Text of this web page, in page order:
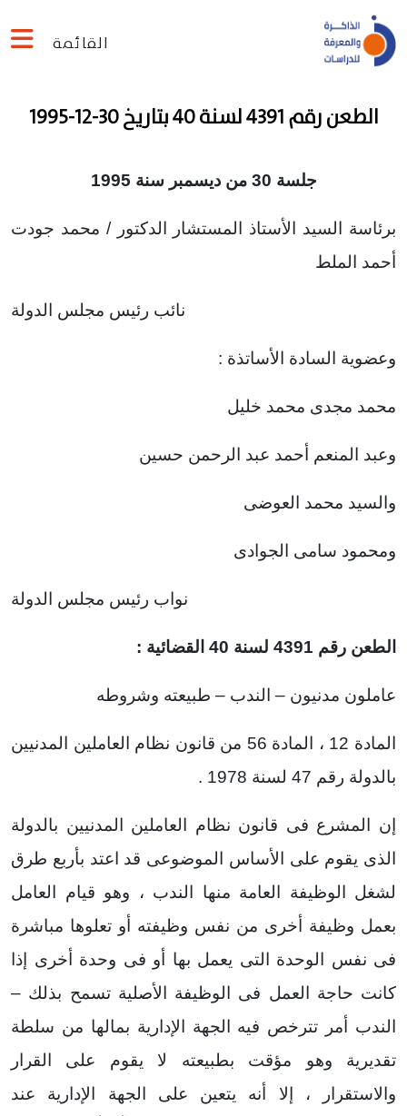
القائمة
الطعن رقم 4391 لسنة 40 بتاريخ 30-12-1995
جلسة 30 من ديسمبر سنة 1995
برئاسة السيد الأستاذ المستشار الدكتور / محمد جودت
أحمد الملط
نائب رئيس مجلس الدولة
وعضوية السادة الأساتذة :
محمد مجدى محمد خليل
وعبد المنعم أحمد عبد الرحمن حسين
والسيد محمد العوضى
ومحمود سامى الجوادى
نواب رئيس مجلس الدولة
الطعن رقم 4391 لسنة 40 القضائية :
عاملون مدنيون – الندب – طبيعته وشروطه
المادة 12 ، المادة 56 من قانون نظام العاملين المدنيين
بالدولة رقم 47 لسنة 1978 .
إن المشرع فى قانون نظام العاملين المدنيين بالدولة
الذى يقوم على الأساس الموضوعى قد اعتد بأربع طرق
لشغل الوظيفة العامة منها الندب ، وهو قيام العامل
بعمل وظيفة أخرى من نفس وظيفته أو تعلوها مباشرة
فى نفس الوحدة التى يعمل بها أو فى وحدة أخرى إذا
كانت حاجة العمل فى الوظيفة الأصلية تسمح بذلك –
الندب أمر تترخص فيه الجهة الإدارية بمالها من سلطة
تقديرية وهو مؤقت بطبيعته لا يقوم على القرار
والاستقرار ، إلا أنه يتعين على الجهة الإدارية عند